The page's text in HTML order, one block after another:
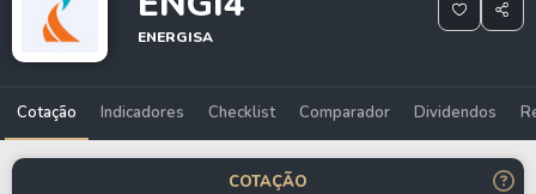
ENERGISA
Cotação Indicadores Checklist Comparador Dividendos
COTAÇÃO